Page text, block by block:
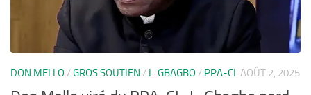
DON MELLO /GROS SOUTIEN / L. GBAGBO / PPA-CI AOÛT 2, 2025